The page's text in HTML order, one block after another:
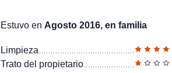
Estuvo en Agosto 2016, en familia
Limpieza
Trato del propietario